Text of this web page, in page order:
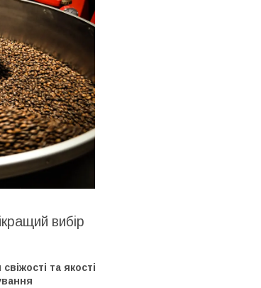
вибір
свіжості та якості